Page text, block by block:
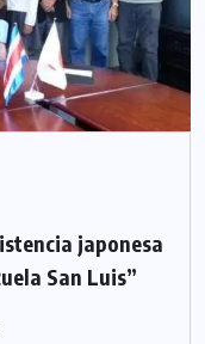
japonesa
San Luis”